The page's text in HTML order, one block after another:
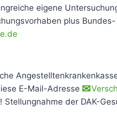
eigene
plus
E-Mail-Adresse
Stellungnahme der DAK-